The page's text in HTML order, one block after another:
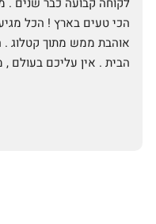
הבית . אין עליכם בעולם ,